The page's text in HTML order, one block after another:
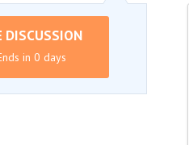
DISCUSSION
in 0 days